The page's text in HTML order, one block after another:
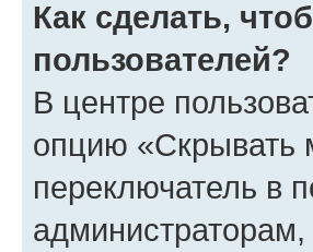
Как сделать,
пользователей?
В центре
опцию «Скрывать
переключатель в